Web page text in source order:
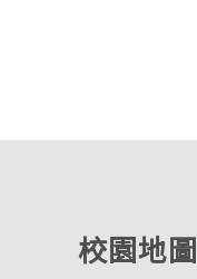
校園地圖